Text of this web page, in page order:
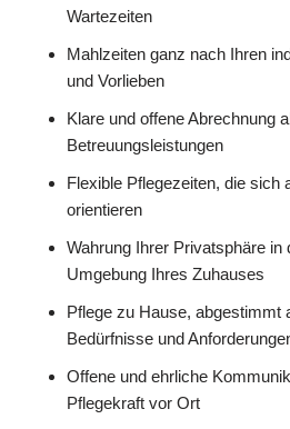
Wartezeiten
Mahlzeiten ganz nach Ihren
und Vorlieben
Klare und offene Abrechnung
Betreuungsleistungen
Flexible Pflegezeiten, die sich
orientieren
Wahrung Ihrer Privatsphäre in
Umgebung Ihres Zuhauses
Pflege zu Hause, abgestimmt
Bedürfnisse und
Offene und ehrliche
Pflegekraft vor Ort